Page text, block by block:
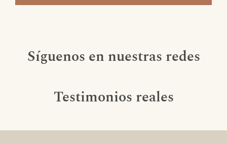
Síguenos en nuestras redes
Testimonios reales